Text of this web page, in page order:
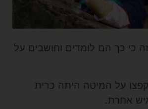
כך הם לומדים וחושבים על
על המיטה היתה כרית
אחרת.